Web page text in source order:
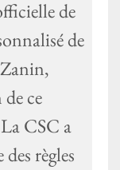
de
de
ce
CSC a
règles